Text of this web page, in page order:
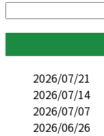
2026/07/21
2026/07/14
2026/07/07
2026/06/26